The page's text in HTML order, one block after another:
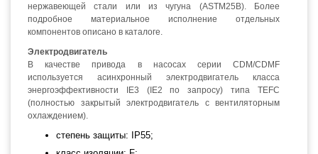
нержавеющей стали или из чугуна (ASTM25B). Более
подробное материальное исполнение отдельных
компонентов описано в каталоге.
Электродвигатель
В качестве привода в насосах серии CDM/CDMF
используется асинхронный электродвигатель класса
энергоэффективности IE3 (IE2 по запросу) типа TEFC
(полностью закрытый электродвигатель с вентиляторным
охлаждением).
степень защиты: IP55;